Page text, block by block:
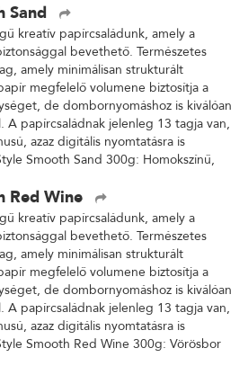
Sand
kreatív papírcsaládunk, amely a
bevethető. Természetes
amely minimálisan strukturált
megfelelő volumene biztosítja a
de dombornyomáshoz is kiválóan
A papírcsaládnak jelenleg 13 tagja van,
azaz digitális nyomtatásra is
Smooth Sand 300g: Homokszínű,
Red Wine
kreatív papírcsaládunk, amely a
bevethető. Természetes
amely minimálisan strukturált
megfelelő volumene biztosítja a
de dombornyomáshoz is kiválóan
A papírcsaládnak jelenleg 13 tagja van,
azaz digitális nyomtatásra is
Smooth Red Wine 300g: Vörösbor